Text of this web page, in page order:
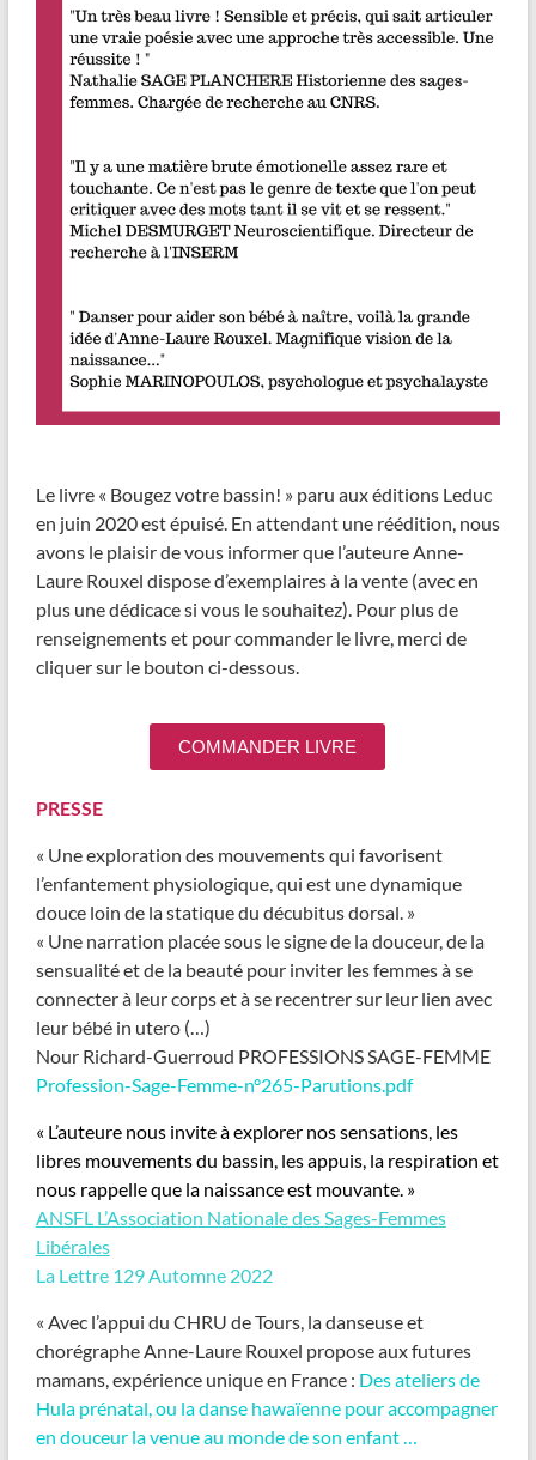
Le livre « Bougez votre bassin! » paru aux éditions Leduc
en juin 2020 est épuisé. En attendant une réédition, nous
avons le plaisir de vous informer que l’auteure Anne-
Laure Rouxel dispose d’exemplaires à la vente (avec en
plus une dédicace si vous le souhaitez). Pour plus de
renseignements et pour commander le livre, merci de
cliquer sur le bouton ci-dessous.
COMMANDER LIVRE
PRESSE
« Une exploration des mouvements qui favorisent
l’enfantement physiologique, qui est une dynamique
douce loin de la statique du décubitus dorsal. »
« Une narration placée sous le signe de la douceur, de la
sensualité et de la beauté pour inviter les femmes à se
connecter à leur corps et à se recentrer sur leur lien avec
leur bébé in utero (…)
Nour Richard-Guerroud PROFESSIONS SAGE-FEMME
Profession-Sage-Femme-n°265-Parutions.pdf
« L’auteure nous invite à explorer nos sensations, les
libres mouvements du bassin, les appuis, la respiration et
nous rappelle que la naissance est mouvante. »
ANSFL L’Association Nationale des Sages-Femmes
Libérales
La Lettre 129 Automne 2022
« Avec l’appui du CHRU de Tours, la danseuse et
chorégraphe Anne-Laure Rouxel propose aux futures
mamans, expérience unique en France : Des ateliers de
Hula prénatal, ou la danse hawaïenne pour accompagner
en douceur la venue au monde de son enfant …